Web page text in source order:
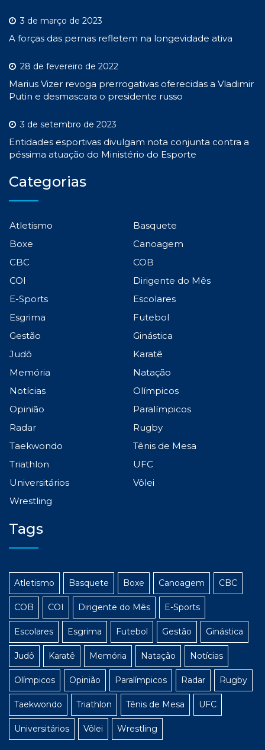
3 de março de 2023
A forças das pernas refletem na longevidade ativa
28 de fevereiro de 2022
Marius Vizer revoga prerrogativas oferecidas a Vladimir
Putin e desmascara o presidente russo
3 de setembro de 2023
Entidades esportivas divulgam nota conjunta contra a
péssima atuação do Ministério do Esporte
Categorias
Atletismo
Basquete
Boxe
Canoagem
CBC
COB
COI
Dirigente do Mês
E-Sports
Escolares
Esgrima
Futebol
Gestão
Ginástica
Judô
Karatê
Memória
Natação
Notícias
Olímpicos
Opinião
Paralímpicos
Radar
Rugby
Taekwondo
Tênis de Mesa
Triathlon
UFC
Universitários
Vôlei
Wrestling
Tags
Atletismo Basquete Boxe Canoagem CBC
COB COI Dirigente do Mês E-Sports
Escolares Esgrima Futebol Gestão Ginástica
Judô Karatê Memória Natação Notícias
Olímpicos Opinião Paralímpicos Radar Rugby
Taekwondo Triathlon Tênis de Mesa UFC
Universitários Vôlei Wrestling